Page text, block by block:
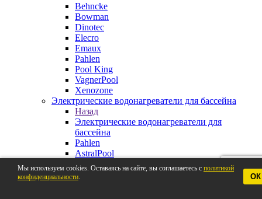
Behncke
Bowman
Dinotec
Elecro
Emaux
Pahlen
Pool King
VagnerPool
Xenozone
Электрические водонагреватели для бассейна
Назад
Электрические водонагреватели для
бассейна
Pahlen
AstralPool
Aquaviva
Behncke
Мы используем cookies. Оставаясь на сайте, вы соглашаетесь с политикой
конфиденциальности. ОК